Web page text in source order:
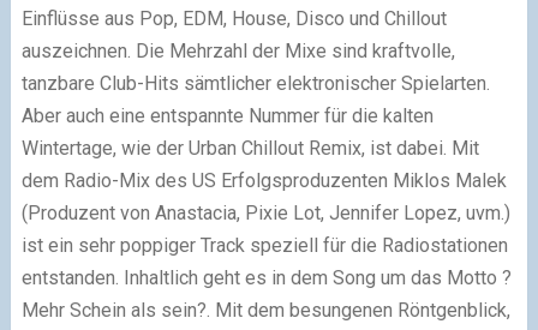
Einflüsse aus Pop, EDM, House, Disco und Chillout
auszeichnen. Die Mehrzahl der Mixe sind kraftvolle,
tanzbare Club-Hits sämtlicher elektronischer Spielarten.
Aber auch eine entspannte Nummer für die kalten
Wintertage, wie der Urban Chillout Remix, ist dabei. Mit
dem Radio-Mix des US Erfolgsproduzenten Miklos Malek
(Produzent von Anastacia, Pixie Lot, Jennifer Lopez, uvm.)
ist ein sehr poppiger Track speziell für die Radiostationen
entstanden. Inhaltlich geht es in dem Song um das Motto ?
Mehr Schein als sein?. Mit dem besungenen Röntgenblick,